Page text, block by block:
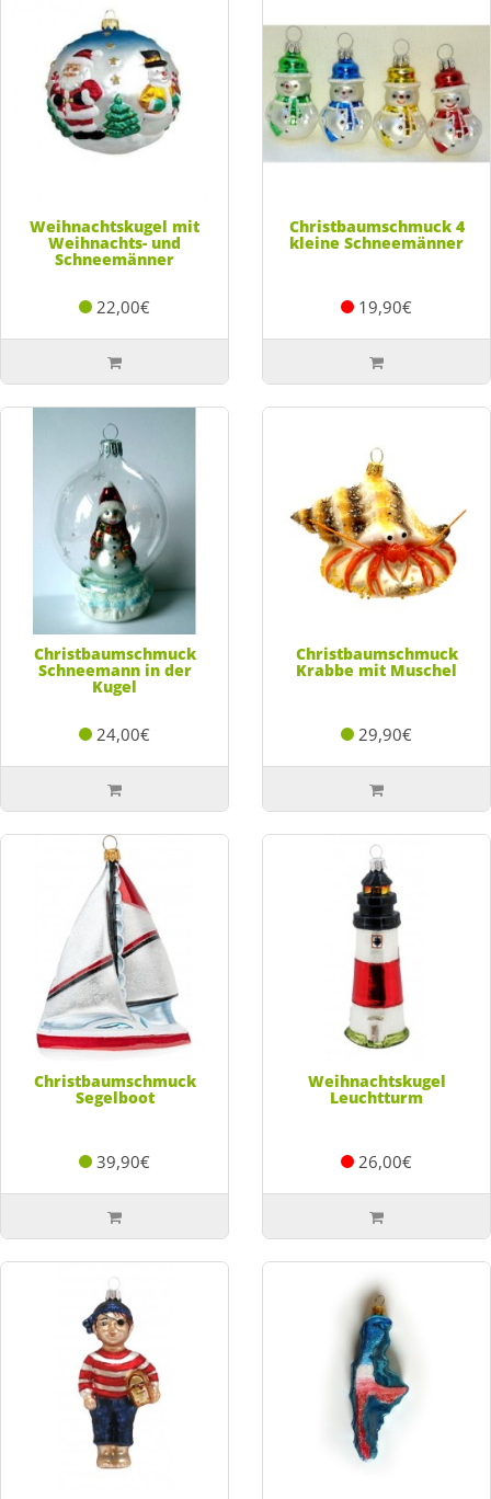
Weihnachtskugel mit
Weihnachts- und
Schneemänner
22,00€
Christbaumschmuck 4
kleine Schneemänner
19,90€
Christbaumschmuck
Schneemann in der
Kugel
24,00€
Christbaumschmuck
Krabbe mit Muschel
29,90€
Christbaumschmuck
Segelboot
39,90€
Weihnachtskugel
Leuchtturm
26,00€